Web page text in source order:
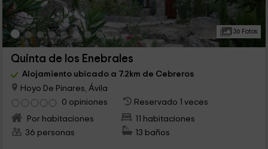
36 Fotos
Quinta de los Enebrales
Alojamiento ubicado a 7.2km de Cebreros
Hoyo De Pinares, Ávila
0 opiniones
Reservado 1 veces
Por habitaciones
11 habitaciones
36 personas
13 baños